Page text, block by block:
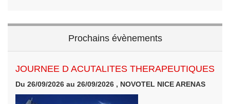
Prochains évènements
JOURNEE D ACUTALITES THERAPEUTIQUES
Du 26/09/2026 au 26/09/2026 , NOVOTEL NICE ARENAS